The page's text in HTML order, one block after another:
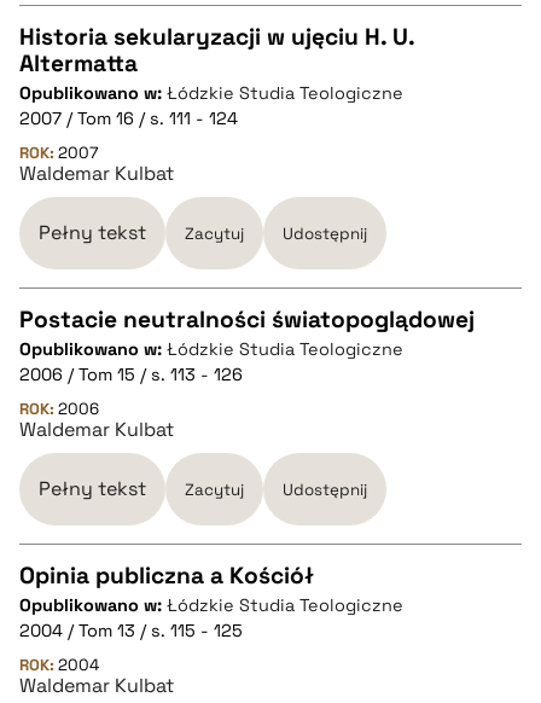
pobierz cytat
CZYSTY TEKST
pobierz cytat
BIBTEX
pobierz cytat
Historia sekularyzacji w ujęciu H. U.
Altermatta
Opublikowano w: Łódzkie Studia Teologiczne
2007 / Tom 16 / s. 111 - 124
ROK: 2007
Waldemar Kulbat
Pełny tekst Zacytuj Udostępnij
CZYSTY TEKST
pobierz cytat
pobierz cytat
Postacie neutralności światopoglądowej
Opublikowano w: Łódzkie Studia Teologiczne
2006 / Tom 15 / s. 113 - 126
ROK: 2006
Waldemar Kulbat
Pełny tekst Zacytuj Udostępnij
CZYSTY TEKST
pobierz cytat
Opinia publiczna a Kościół
Opublikowano w: Łódzkie Studia Teologiczne
2004 / Tom 13 / s. 115 - 125
ROK: 2004
Waldemar Kulbat